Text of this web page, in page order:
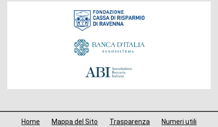
Fondazione
Menù
Home Mappa del Sito Trasparenza Numeri utili